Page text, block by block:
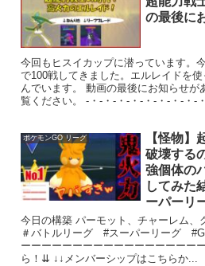
の最後に
今回もヒスイカップに潜っています。
で100戦してきました。エルレイドを
んでいます。 動画の最後にお知らせが
覧ください。 -・-・-・-・-・-・-・-・-・
ポケモンGO リーグ
【怪物】
破壊する
強個体の
してみた
ーパーリ
今日の構築 パーモット、チャーレム
＃バトルリーグ #スーパーリーグ
ーーーーーーーーーーーーーーーーー
ら！⇊ ↓↓メンバーシップはこちらか...